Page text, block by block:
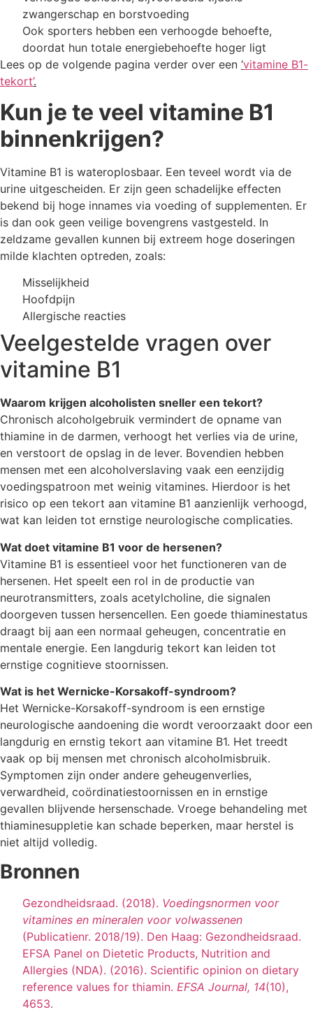
zwangerschap en borstvoeding
Ook sporters hebben een verhoogde behoefte,
doordat hun totale energiebehoefte hoger ligt
Lees op de volgende pagina verder over een ‘vitamine B1-
tekort’.
Kun je te veel vitamine B1
binnenkrijgen?
Vitamine B1 is wateroplosbaar. Een teveel wordt via de
urine uitgescheiden. Er zijn geen schadelijke effecten
bekend bij hoge innames via voeding of supplementen. Er
is dan ook geen veilige bovengrens vastgesteld. In
zeldzame gevallen kunnen bij extreem hoge doseringen
milde klachten optreden, zoals:
Misselijkheid
Hoofdpijn
Allergische reacties
Veelgestelde vragen over
vitamine B1
Waarom krijgen alcoholisten sneller een tekort?
Chronisch alcoholgebruik vermindert de opname van
thiamine in de darmen, verhoogt het verlies via de urine,
en verstoort de opslag in de lever. Bovendien hebben
mensen met een alcoholverslaving vaak een eenzijdig
voedingspatroon met weinig vitamines. Hierdoor is het
risico op een tekort aan vitamine B1 aanzienlijk verhoogd,
wat kan leiden tot ernstige neurologische complicaties.
Wat doet vitamine B1 voor de hersenen?
Vitamine B1 is essentieel voor het functioneren van de
hersenen. Het speelt een rol in de productie van
neurotransmitters, zoals acetylcholine, die signalen
doorgeven tussen hersencellen. Een goede thiaminestatus
draagt bij aan een normaal geheugen, concentratie en
mentale energie. Een langdurig tekort kan leiden tot
ernstige cognitieve stoornissen.
Wat is het Wernicke-Korsakoff-syndroom?
Het Wernicke-Korsakoff-syndroom is een ernstige
neurologische aandoening die wordt veroorzaakt door een
langdurig en ernstig tekort aan vitamine B1. Het treedt
vaak op bij mensen met chronisch alcoholmisbruik.
Symptomen zijn onder andere geheugenverlies,
verwardheid, coördinatiestoornissen en in ernstige
gevallen blijvende hersenschade. Vroege behandeling met
thiaminesuppletie kan schade beperken, maar herstel is
niet altijd volledig.
Bronnen
Gezondheidsraad. (2018). Voedingsnormen voor
vitamines en mineralen voor volwassenen
(Publicatienr. 2018/19). Den Haag: Gezondheidsraad.
EFSA Panel on Dietetic Products, Nutrition and
Allergies (NDA). (2016). Scientific opinion on dietary
reference values for thiamin. EFSA Journal, 14(10),
4653.